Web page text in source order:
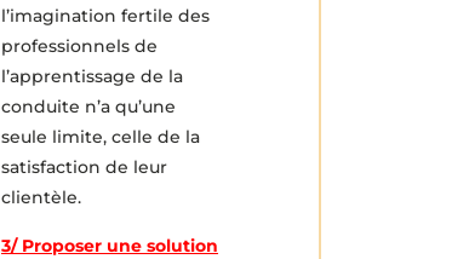
l’imagination fertile des
professionnels de
l’apprentissage de la
conduite n’a qu’une
seule limite, celle de la
satisfaction de leur
clientèle.
3/ Proposer une solution